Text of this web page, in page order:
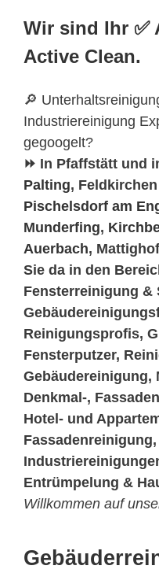
Wir sind Ihr ✅
Active Clean.
🔎
Industriereinigung
gegoogelt?
⏩ In Pfaffstätt und
Palting,
Pischelsdorf am
Munderfing,
Auerbach,
Sie da in den
Fensterreinigung &
Reinigungsprofis,
Fensterputzer,
Gebäudereinigung,
Denkmal-,
Hotel- und
Entrümpelung &
Willkommen auf